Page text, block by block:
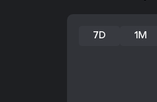
7D 1M